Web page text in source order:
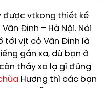
được vtkong thiết kế
Đình – Hà Nội. Nói
tới vịt cỏ Vân Đình là
gần xa, dù bạn ở
thấy xa lạ gì đúng
Hương thì các bạn